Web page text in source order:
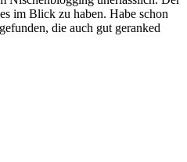
im Blick zu haben. Habe schon
die auch gut geranked